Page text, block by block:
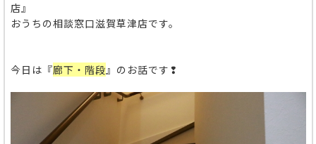
店』
おうちの相談窓口滋賀草津店です。
今日は『廊下・階段』のお話です❢